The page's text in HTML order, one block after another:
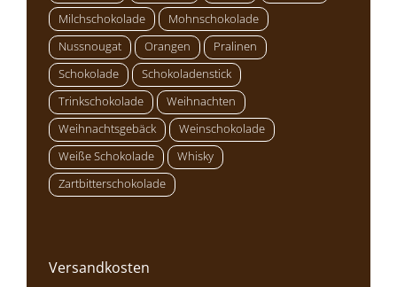
Milchschokolade
Mohnschokolade
Nussnougat
Orangen
Pralinen
Schokolade
Schokoladenstick
Trinkschokolade
Weihnachten
Weihnachtsgebäck
Weinschokolade
Weiße Schokolade
Whisky
Zartbitterschokolade
Versandkosten